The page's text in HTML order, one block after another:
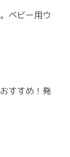
ベビー用ウ
すすめ！発